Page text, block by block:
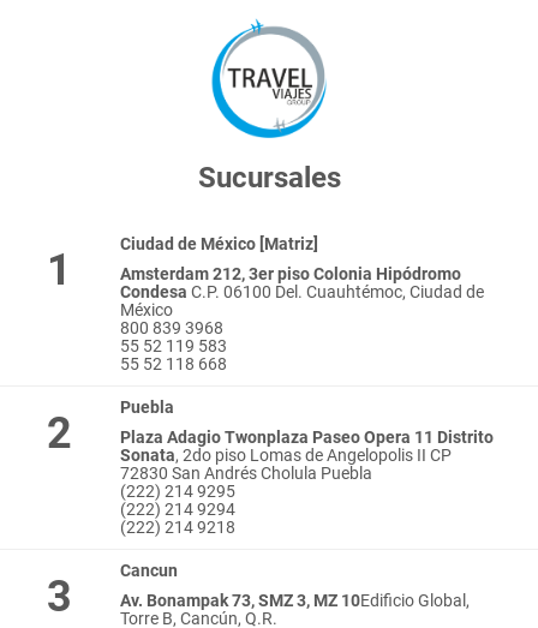
Sucursales
1
Ciudad de México [Matriz]
Amsterdam 212, 3er piso Colonia Hipódromo
Condesa C.P. 06100 Del. Cuauhtémoc, Ciudad de
México
800 839 3968
55 52 119 583
55 52 118 668
2
Puebla
Plaza Adagio Twonplaza Paseo Opera 11 Distrito
Sonata, 2do piso Lomas de Angelopolis II CP
72830 San Andrés Cholula Puebla
(222) 214 9295
(222) 214 9294
(222) 214 9218
3
Cancun
Av. Bonampak 73, SMZ 3, MZ 10Edificio Global,
Torre B, Cancún, Q.R.